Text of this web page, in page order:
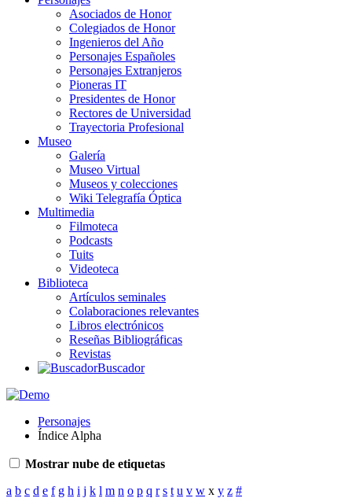
Asociados de Honor
Colegiados de Honor
Ingenieros del Año
Personajes Españoles
Personajes Extranjeros
Pioneras IT
Presidentes de Honor
Rectores de Universidad
Trayectoria Profesional
Museo
Galería
Museo Virtual
Museos y colecciones
Wiki Telegrafía Óptica
Multimedia
Filmoteca
Podcasts
Tuits
Videoteca
Biblioteca
Artículos seminales
Colaboraciones relevantes
Libros electrónicos
Reseñas Bibliográficas
Revistas
Buscador
Personajes
Índice Alpha
Mostrar nube de etiquetas
a b c d e f g h i j k l m n o p q r s t u v w x y z #